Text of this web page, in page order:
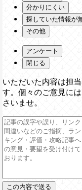
分かりにくい
探していた情報が
その他
アンケート
閉じる
いただいた内容は担
す。個々のご意見に
さいませ。